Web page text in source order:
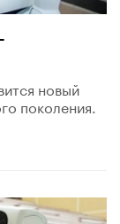
новый
поколения.